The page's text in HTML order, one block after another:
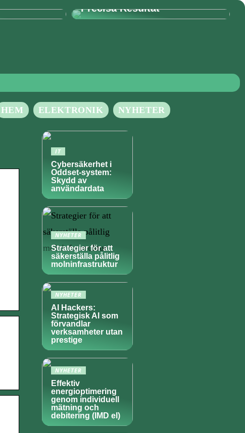
Precisa Resultat
HEM ELEKTRONIK NYHETER
IT
Cybersäkerhet i
Oddset-system:
Skydd av
användardata
NYHETER
Strategier för att
säkerställa pålitlig
molninfrastruktur
NYHETER
AI Hackers:
Strategisk AI som
förvandlar
verksamheter utan
prestige
NYHETER
Effektiv
energioptimering
genom individuell
mätning och
debitering (IMD el)